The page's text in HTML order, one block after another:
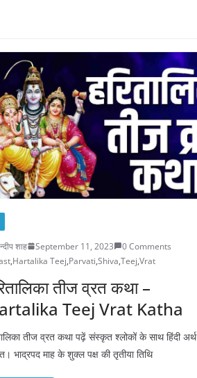
शाह September 11, 2023
0 Comments
,Hartalika Teej,Parvati,Shiva,Teej,Vrat
तीज व्रत कथा –
Teej Vrat Katha
तीज व्रत कथा पढ़ें संस्कृत श्लोकों के साथ हिंदी अर्थ
भाद्रपद माह के शुक्ल पक्ष की तृतीया तिथि